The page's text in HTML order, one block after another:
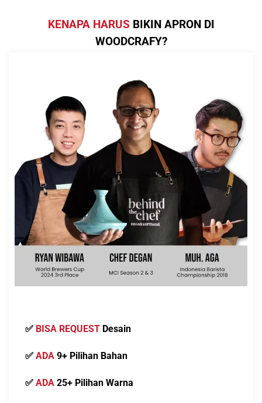
KENAPA HARUS BIKIN APRON DI
WOODCRAFY?
✅️ BISA REQUEST Desain
✅️ ADA 9+ Pilihan Bahan
✅️ ADA 25+ Pilihan Warna